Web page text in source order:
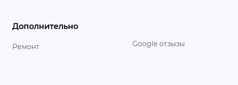
Дополнительно
Ремонт Google отзызы